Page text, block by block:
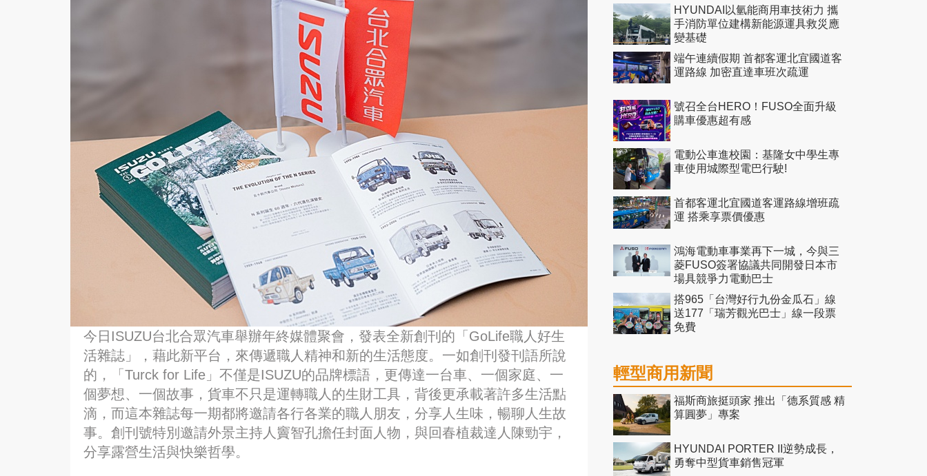
今日ISUZU台北合眾汽車舉辦年終媒體聚會，發表全新創刊的「GoLife職人好生
活雜誌」，藉此新平台，來傳遞職人精神和新的生活態度。一如創刊發刊語所說
的，「Turck for Life」不僅是ISUZU的品牌標語，更傳達一台車、一個家庭、一
個夢想、一個故事，貨車不只是運轉職人的生財工具，背後更承載著許多生活點
滴，而這本雜誌每一期都將邀請各行各業的職人朋友，分享人生味，暢聊人生故
事。創刊號特別邀請外景主持人竇智孔擔任封面人物，與回春植裁達人陳勁宇，
分享露營生活與快樂哲學。
HYUNDAI以氫能商用車技術力 攜
手消防單位建構新能源運具救災應
變基礎
端午連續假期 首都客運北宜國道客
運路線 加密直達車班次疏運
號召全台HERO！FUSO全面升級
購車優惠超有感
電動公車進校園：基隆女中學生專
車使用城際型電巴行駛!
首都客運北宜國道客運路線增班疏
運 搭乘享票價優惠
鴻海電動車事業再下一城，今與三
菱FUSO簽署協議共同開發日本市
場具競爭力電動巴士
搭965「台灣好行九份金瓜石」線
送177「瑞芳觀光巴士」線一段票
免費
輕型商用新聞
福斯商旅挺頭家 推出「德系質感 精
算圓夢」專案
HYUNDAI PORTER II逆勢成長，
勇奪中型貨車銷售冠軍